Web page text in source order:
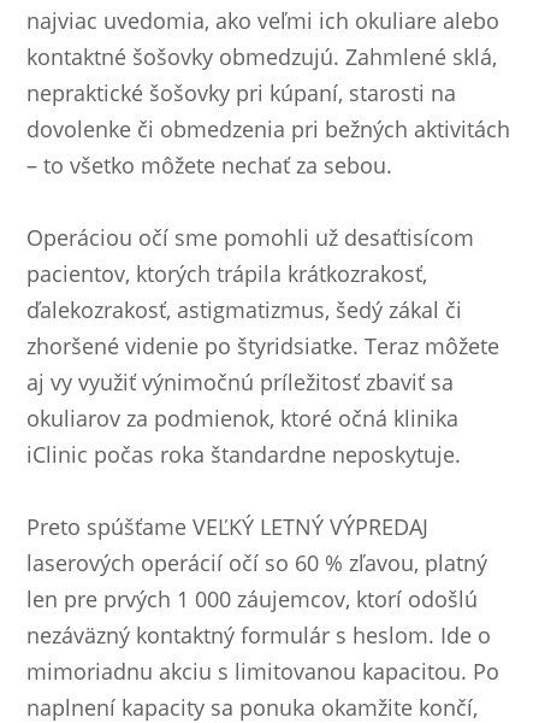
najviac uvedomia, ako veľmi ich okuliare alebo
kontaktné šošovky obmedzujú. Zahmlené sklá,
nepraktické šošovky pri kúpaní, starosti na
dovolenke či obmedzenia pri bežných aktivitách
– to všetko môžete nechať za sebou.
Operáciou očí sme pomohli už desaťtisícom
pacientov, ktorých trápila krátkozrakosť,
ďalekozrakosť, astigmatizmus, šedý zákal či
zhoršené videnie po štyridsiatke. Teraz môžete
aj vy využiť výnimočnú príležitosť zbaviť sa
okuliarov za podmienok, ktoré očná klinika
iClinic počas roka štandardne neposkytuje.
Preto spúšťame VEĽKÝ LETNÝ VÝPREDAJ
laserových operácií očí so 60 % zľavou, platný
len pre prvých 1 000 záujemcov, ktorí odošlú
nezáväzný kontaktný formulár s heslom. Ide o
mimoriadnu akciu s limitovanou kapacitou. Po
naplnení kapacity sa ponuka okamžite končí,